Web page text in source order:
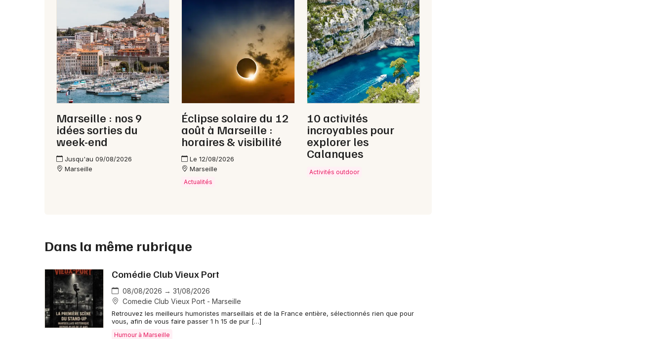
Marseille : nos 9
idées sorties du
week-end
Jusqu'au 09/08/2026
Marseille
Éclipse solaire du 12
août à Marseille :
horaires & visibilité
Le 12/08/2026
Marseille
Actualités
10 activités
incroyables pour
explorer les
Calanques
Activités outdoor
Dans la même rubrique
Comédie Club Vieux Port
08/08/2026 → 31/08/2026
Comedie Club Vieux Port - Marseille
Retrouvez les meilleurs humoristes marseillais et de la France entière, sélectionnés rien que pour
vous, afin de vous faire passer 1 h 15 de pur […]
Humour à Marseille